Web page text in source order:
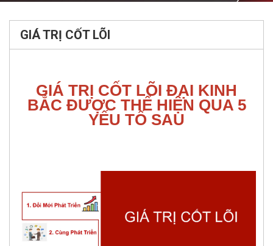
GIÁ TRỊ CỐT LÕI
GIÁ TRỊ CỐT LÕI ĐẠI KINH
BẮC ĐƯỢC THỂ HIỆN QUA 5
YẾU TỐ SAU